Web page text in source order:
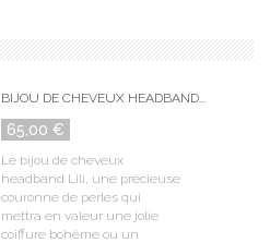
BIJOU DE CHEVEUX HEADBAND...
65,00 €
Le bijou de cheveux
headband Lili, une précieuse
couronne de perles qui
mettra en valeur une jolie
coiffure bohème ou un